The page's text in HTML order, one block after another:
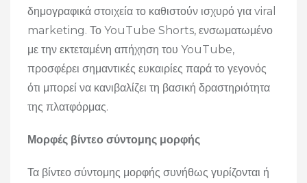
δημογραφικά στοιχεία το καθιστούν ισχυρό για viral
marketing. Το YouTube Shorts, ενσωματωμένο
με την εκτεταμένη απήχηση του YouTube,
προσφέρει σημαντικές ευκαιρίες παρά το γεγονός
ότι μπορεί να κανιβαλίζει τη βασική δραστηριότητα
της πλατφόρμας.
Μορφές βίντεο σύντομης μορφής
Τα βίντεο σύντομης μορφής συνήθως γυρίζονται ή